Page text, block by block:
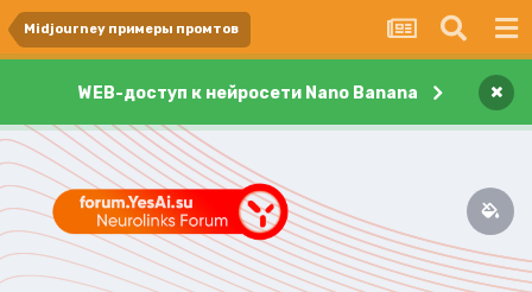
Midjourney примеры промтов
WEB-доступ к нейросети Nano Banana ×